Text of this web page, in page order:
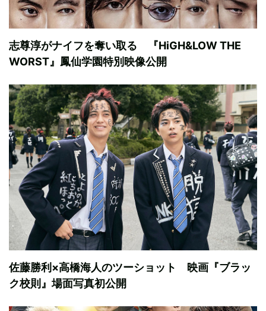
志尊淳がナイフを奪い取る 『HiGH&LOW THE
WORST』鳳仙学園特別映像公開
佐藤勝利×高橋海人のツーショット 映画『ブラッ
ク校則』場面写真初公開